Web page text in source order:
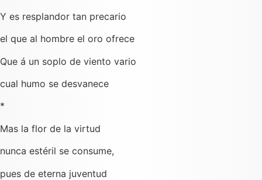
Y es resplandor tan precario
el que al hombre el oro ofrece
Que á un soplo de viento vario
cual humo se desvanece
*
Mas la flor de la virtud
nunca estéril se consume,
pues de eterna juventud